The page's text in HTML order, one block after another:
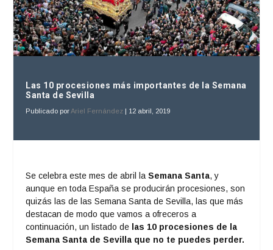
Las 10 procesiones más importantes de la Semana
Santa de Sevilla
Publicado porAriel Fernández | 12 abril, 2019
Se celebra este mes de abril laSemana Santa, y
aunque en toda España se producirán procesiones, son
quizás las de las Semana Santa de Sevilla, las que más
destacan de modo que vamos a ofreceros a
continuación, un listado de las 10 procesiones de la
Semana Santa de Sevilla que no te puedes perder.